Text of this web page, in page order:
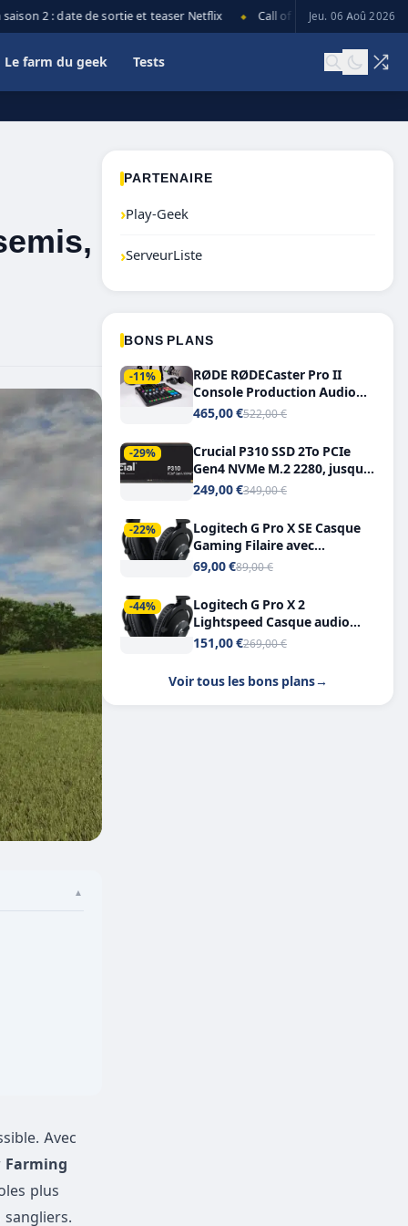
2 : date de sortie et teaser Netflix Call of Duty: Black Ops 7
Jeu. 06 Aoû 2026
Le farm du geek Tests
▲
Avec
Farming
plus
sangliers.
PARTENAIRE
›Play-Geek
›ServeurListe
BONS PLANS
-11%
RØDE RØDECaster Pro II
Console Production Audio
Tout-en-Un, Bluetooth et
465,00 €522,00 €
-29%
Crucial P310 SSD 2To PCIe
Gen4 NVMe M.2 2280, jusqu’à
7.100 Mo/s
249,00 €349,00 €
-22%
Logitech G Pro X SE Casque
Gaming Filaire avec
Microphone Micro
7.1
69,00 €89,00 €
-44%
Logitech G Pro X 2
Lightspeed Casque audio
bluetooth
151,00 €269,00 €
Voir tous les bons plans→